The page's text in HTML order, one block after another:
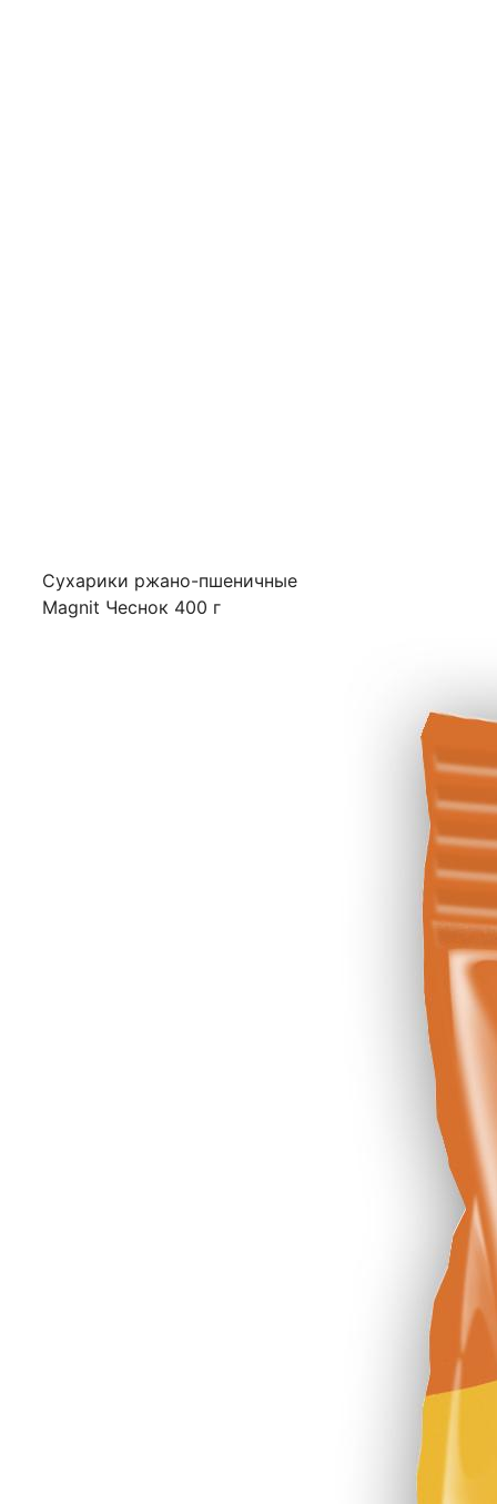
Сухарики ржано-пшеничные
Magnit Чеснок 400 г